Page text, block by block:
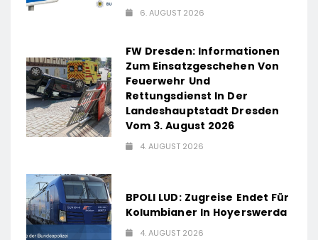
6. AUGUST 2026
FW Dresden: Informationen
Zum Einsatzgeschehen Von
Feuerwehr Und
Rettungsdienst In Der
Landeshauptstadt Dresden
Vom 3. August 2026
4. AUGUST 2026
BPOLI LUD: Zugreise Endet Für
Kolumbianer In Hoyerswerda
4. AUGUST 2026